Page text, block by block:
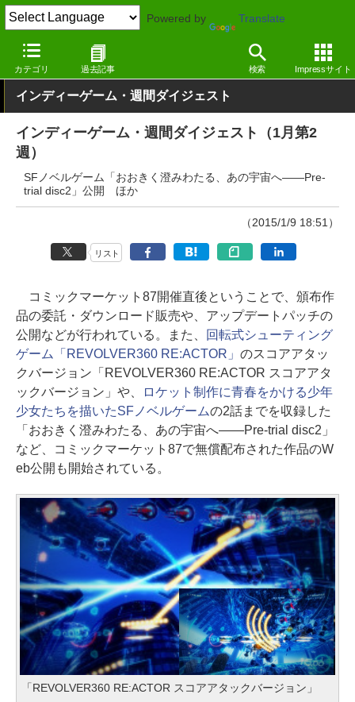
Powered by Translate
カテゴリ 過去記事 検索 Impressサイト
窓の杜 エンタメ ゲーム
インディーゲーム・週間ダイジェスト
インディーゲーム・週間ダイジェスト（1月第2
週）
SFノベルゲーム「おおきく澄みわたる、あの宇宙へ――Pre-
trial disc2」公開 ほか
（2015/1/9 18:51）
リスト
コミックマーケット87開催直後ということで、頒布作
品の委託・ダウンロード販売や、アップデートパッチの
公開などが行われている。また、
回転式シューティング
ゲーム「REVOLVER360 RE:ACTOR」 のスコアアタッ
クバージョン「REVOLVER360 RE:ACTOR スコアアタ
ックバージョン」や、
ロケット制作に青春をかける少年
少女たちを描いたSFノベルゲームの2話までを収録した
「おおきく澄みわたる、あの宇宙へ――Pre-trial disc2」
など、コミックマーケット87で無償配布された作品のW
eb公開も開始されている。
「REVOLVER360 RE:ACTOR スコアアタックバージョン」